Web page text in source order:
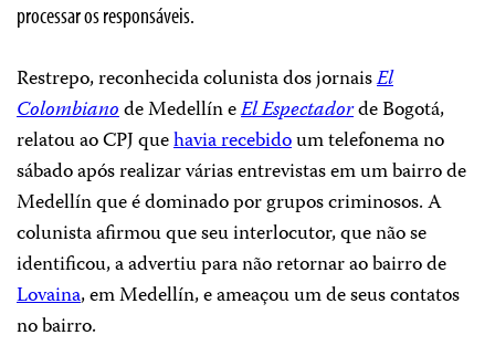
processar os responsáveis.
Restrepo, reconhecida colunista dos jornaisEl
Colombianode Medellín eEl Espectadorde Bogotá,
relatou ao CPJ quehavia recebidoum telefonema no
sábado após realizar várias entrevistas em um bairro de
Medellín que é dominado por grupos criminosos. A
colunista afirmou que seu interlocutor, que não se
identificou, a advertiu para não retornar ao bairro de
Lovaina, em Medellín, e ameaçou um de seus contatos
no bairro.